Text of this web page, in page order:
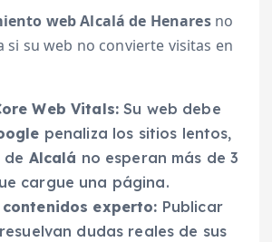
web Alcalá de Henaresno
si su web no convierte visitas en
Web Vitals: Su web debe
penaliza los sitios lentos,
de Alcalá no esperan más de 3
cargue una página.
experto: Publicar
dudas reales de sus